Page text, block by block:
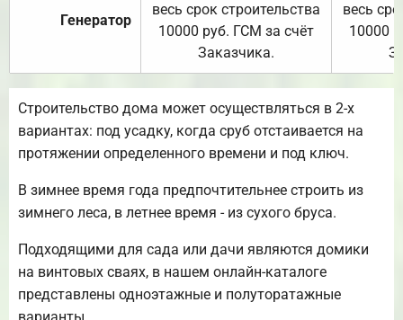
Генератор
весь срок строительства
10000 руб. ГСМ за счёт
Заказчика.
весь
10000
Строительство дома может осуществляться в 2-х
вариантах: под усадку, когда сруб отстаивается на
протяжении определенного времени и под ключ.
В зимнее время года предпочтительнее строить из
зимнего леса, в летнее время - из сухого бруса.
Подходящими для сада или дачи являются домики
на винтовых сваях, в нашем онлайн-каталоге
представлены одноэтажные и полуторатажные